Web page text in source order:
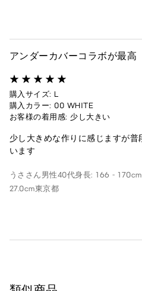
アンダーカバーコラボが最高
購入サイズ: L
購入カラー: 00 WHITE
お客様の着用感: 少し大きい
少し大きめな作りに感じますが
います
うささん 男性40代身長: 166 - 170cm
27.0cm東京都